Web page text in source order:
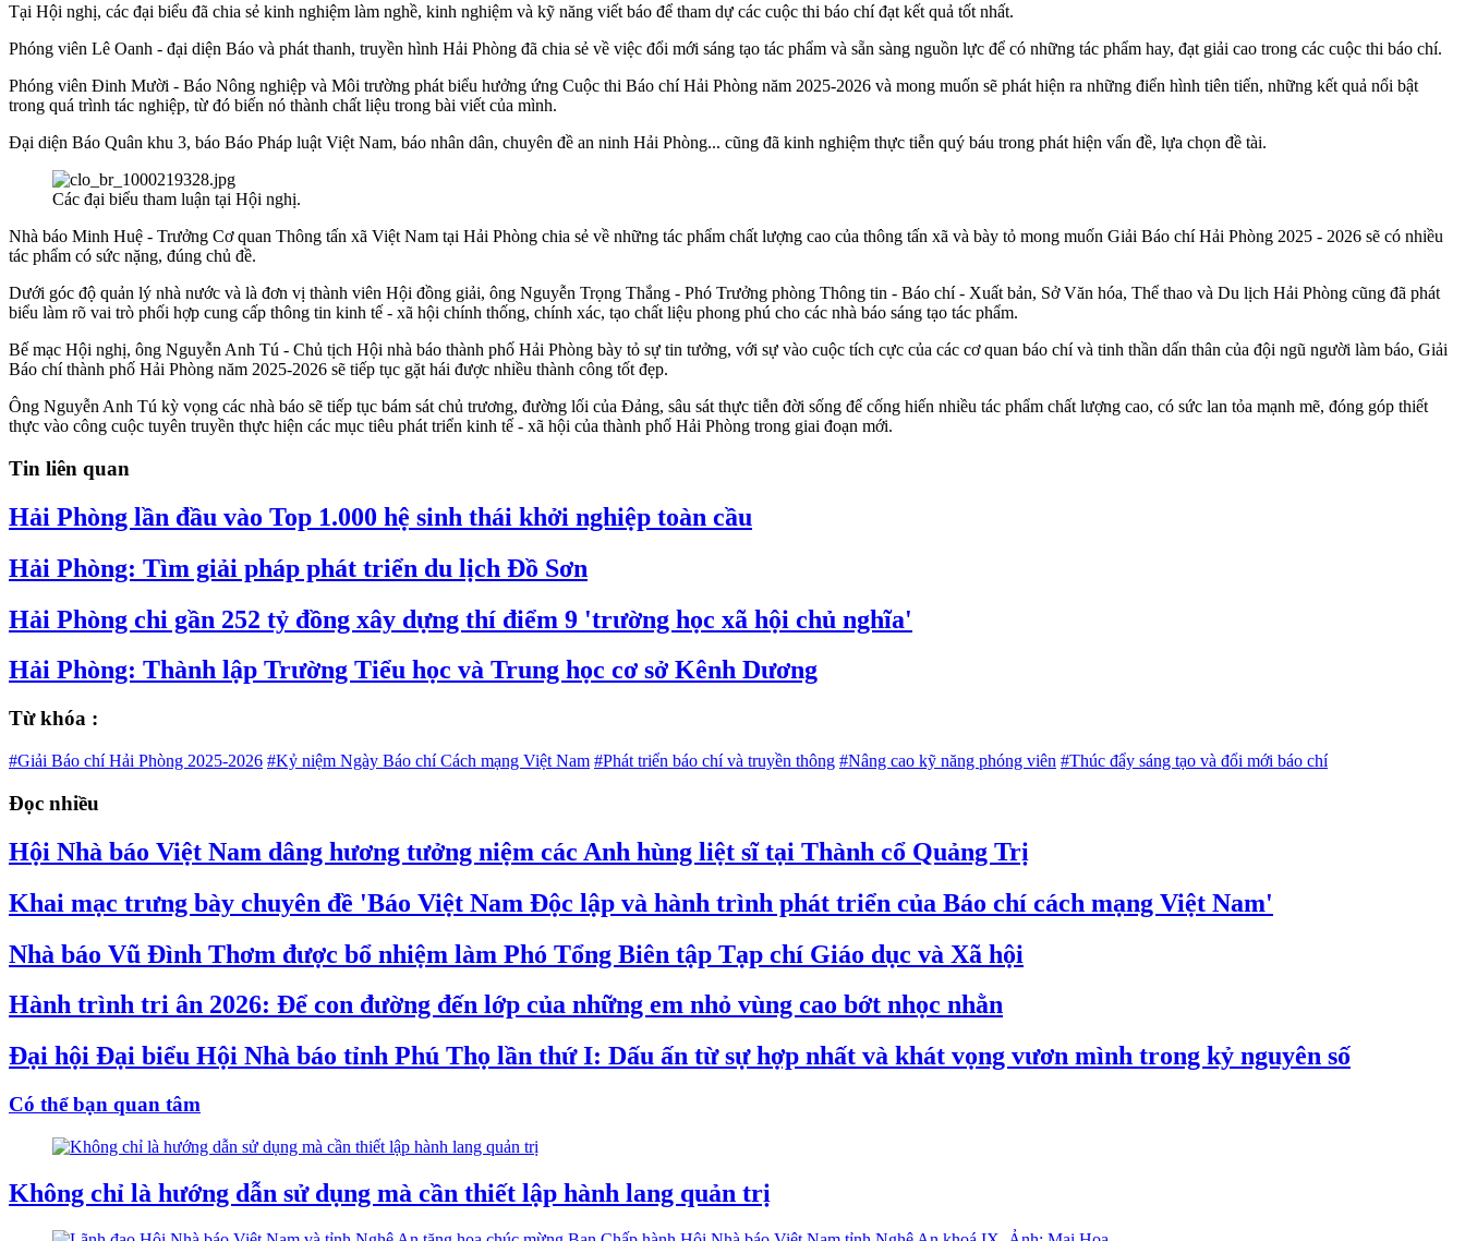
Tại Hội nghị, các đại biểu đã chia sẻ kinh nghiệm làm nghề, kinh nghiệm và kỹ năng viết báo để tham dự các cuộc thi báo chí đạt kết quả tốt nhất.
Phóng viên Lê Oanh - đại diện Báo và phát thanh, truyền hình Hải Phòng đã chia sẻ về việc đổi mới sáng tạo tác phẩm và sẵn sàng nguồn lực để có những tác phẩm hay, đạt giải cao trong các cuộc thi báo chí.
Phóng viên Đinh Mười - Báo Nông nghiệp và Môi trường phát biểu hưởng ứng Cuộc thi Báo chí Hải Phòng năm 2025-2026 và mong muốn sẽ phát hiện ra những điển hình tiên tiến, những kết quả nổi bật
trong quá trình tác nghiệp, từ đó biến nó thành chất liệu trong bài viết của mình.
Đại diện Báo Quân khu 3, báo Báo Pháp luật Việt Nam, báo nhân dân, chuyên đề an ninh Hải Phòng... cũng đã kinh nghiệm thực tiễn quý báu trong phát hiện vấn đề, lựa chọn đề tài.
Các đại biểu tham luận tại Hội nghị.
Nhà báo Minh Huệ - Trưởng Cơ quan Thông tấn xã Việt Nam tại Hải Phòng chia sẻ về những tác phẩm chất lượng cao của thông tấn xã và bày tỏ mong muốn Giải Báo chí Hải Phòng 2025 - 2026 sẽ có nhiều
tác phẩm có sức nặng, đúng chủ đề.
Dưới góc độ quản lý nhà nước và là đơn vị thành viên Hội đồng giải, ông Nguyễn Trọng Thắng - Phó Trưởng phòng Thông tin - Báo chí - Xuất bản, Sở Văn hóa, Thể thao và Du lịch Hải Phòng cũng đã phát
biểu làm rõ vai trò phối hợp cung cấp thông tin kinh tế - xã hội chính thống, chính xác, tạo chất liệu phong phú cho các nhà báo sáng tạo tác phẩm.
​Bế mạc Hội nghị, ông Nguyễn Anh Tú - Chủ tịch Hội nhà báo thành phố Hải Phòng bày tỏ sự tin tưởng, với sự vào cuộc tích cực của các cơ quan báo chí và tinh thần dấn thân của đội ngũ người làm báo, Giải
Báo chí thành phố Hải Phòng năm 2025-2026 sẽ tiếp tục gặt hái được nhiều thành công tốt đẹp.
Ông Nguyễn Anh Tú kỳ vọng các nhà báo sẽ tiếp tục bám sát chủ trương, đường lối của Đảng, sâu sát thực tiễn đời sống để cống hiến nhiều tác phẩm chất lượng cao, có sức lan tỏa mạnh mẽ, đóng góp thiết
thực vào công cuộc tuyên truyền thực hiện các mục tiêu phát triển kinh tế - xã hội của thành phố Hải Phòng trong giai đoạn mới.
Tin liên quan
Hải Phòng lần đầu vào Top 1.000 hệ sinh thái khởi nghiệp toàn cầu
Hải Phòng: Tìm giải pháp phát triển du lịch Đồ Sơn
Hải Phòng chi gần 252 tỷ đồng xây dựng thí điểm 9 'trường học xã hội chủ nghĩa'
Hải Phòng: Thành lập Trường Tiểu học và Trung học cơ sở Kênh Dương
Từ khóa :
#Giải Báo chí Hải Phòng 2025-2026 #Kỷ niệm Ngày Báo chí Cách mạng Việt Nam #Phát triển báo chí và truyền thông #Nâng cao kỹ năng phóng viên #Thúc đẩy sáng tạo và đổi mới báo chí
Đọc nhiều
Hội Nhà báo Việt Nam dâng hương tưởng niệm các Anh hùng liệt sĩ tại Thành cổ Quảng Trị
Khai mạc trưng bày chuyên đề 'Báo Việt Nam Độc lập và hành trình phát triển của Báo chí cách mạng Việt Nam'
Nhà báo Vũ Đình Thơm được bổ nhiệm làm Phó Tổng Biên tập Tạp chí Giáo dục và Xã hội
Hành trình tri ân 2026: Để con đường đến lớp của những em nhỏ vùng cao bớt nhọc nhằn
Đại hội Đại biểu Hội Nhà báo tỉnh Phú Thọ lần thứ I: Dấu ấn từ sự hợp nhất và khát vọng vươn mình trong kỷ nguyên số
Có thể bạn quan tâm
Không chỉ là hướng dẫn sử dụng mà cần thiết lập hành lang quản trị